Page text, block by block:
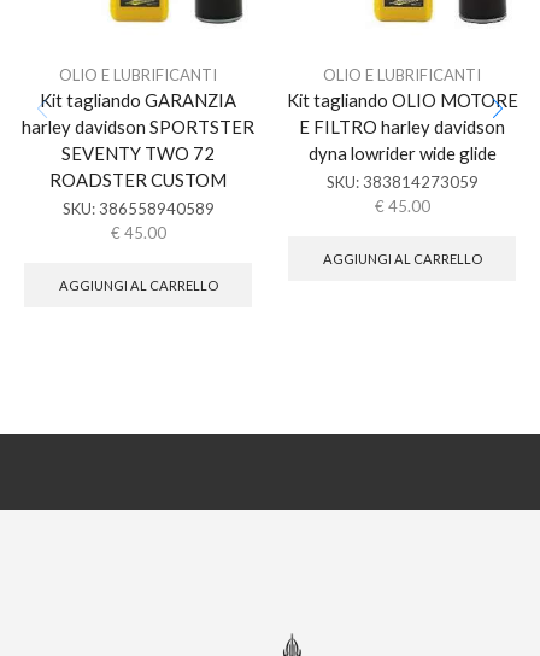
OLIO E LUBRIFICANTI
Kit tagliando GARANZIA
harley davidson SPORTSTER
SEVENTY TWO 72
ROADSTER CUSTOM
SKU: 386558940589
€ 45.00
AGGIUNGI AL CARRELLO
OLIO E LUBRIFICANTI
Kit tagliando OLIO MOTORE
E FILTRO harley davidson
dyna lowrider wide glide
SKU: 383814273059
€ 45.00
AGGIUNGI AL CARRELLO